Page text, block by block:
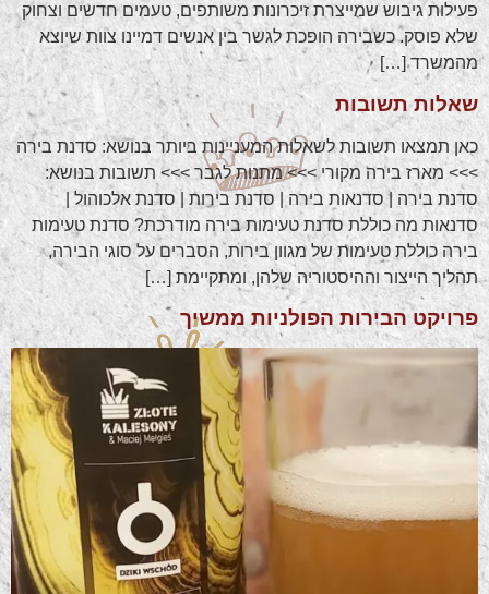
פעילות גיבוש שמייצרת זיכרונות משותפים, טעמים חדשים וצחוק
שלא פוסק. כשבירה הופכת לגשר בין אנשים דמיינו צוות שיוצא
מהמשרד […]
שאלות תשובות
כאן תמצאו תשובות לשאלות המעניינות ביותר בנושא: סדנת בירה
>>> מארז בירה מקורי >>> מתנות לגבר >>> תשובות בנושא:
סדנת בירה | סדנאות בירה | סדנת בירות | סדנת אלכוהול |
סדנאות מה כוללת סדנת טעימות בירה מודרכת? סדנת טעימות
בירה כוללת טעימות של מגוון בירות, הסברים על סוגי הבירה,
תהליך הייצור וההיסטוריה שלהן, ומתקיימת […]
פרויקט הבירות הפולניות ממשיך